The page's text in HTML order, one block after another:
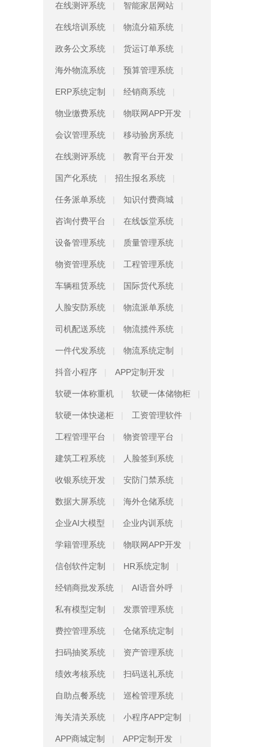
在线测评系统 智能家居网站
在线培训系统 物流分箱系统
政务公文系统 货运订单系统
海外物流系统 预算管理系统
ERP系统定制 经销商系统
物业缴费系统 物联网APP开发
会议管理系统 移动验房系统
在线测评系统 教育平台开发
国产化系统 招生报名系统
任务派单系统 知识付费商城
咨询付费平台 在线饭堂系统
设备管理系统 质量管理系统
物资管理系统 工程管理系统
车辆租赁系统 国际货代系统
人脸安防系统 物流派单系统
司机配送系统 物流揽件系统
一件代发系统 物流系统定制
抖音小程序 APP定制开发
软硬一体称重机 软硬一体储物柜
软硬一体快递柜 工资管理软件
工程管理平台 物资管理平台
建筑工程系统 人脸签到系统
收银系统开发 安防门禁系统
数据大屏系统 海外仓储系统
企业AI大模型 企业内训系统
学籍管理系统 物联网APP开发
信创软件定制 HR系统定制
经销商批发系统 AI语音外呼
私有模型定制 发票管理系统
费控管理系统 仓储系统定制
扫码抽奖系统 资产管理系统
绩效考核系统 扫码送礼系统
自助点餐系统 巡检管理系统
海关清关系统 小程序APP定制
APP商城定制 APP定制开发